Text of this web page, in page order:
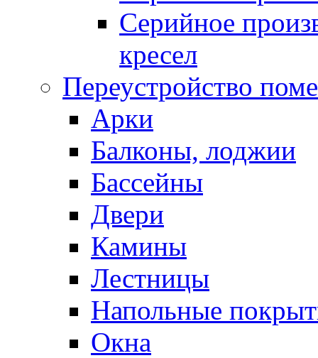
Серийное
кресел
Переустройство
Арки
Балконы, лоджии
Бассейны
Двери
Камины
Лестницы
Напольные
Окна